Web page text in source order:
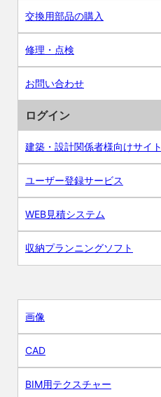
交換用部品の購入
修理・点検
お問い合わせ
ログイン
建築・設計関係者様向けサイト
ユーザー登録サービス
WEB見積システム
収納プランニングソフト
画像
CAD
BIM用テクスチャー